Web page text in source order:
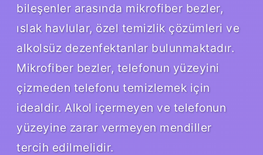
bileşenler arasında mikrofiber bezler,
ıslak havlular, özel temizlik çözümleri ve
alkolsüz dezenfektanlar bulunmaktadır.
Mikrofiber bezler, telefonun yüzeyini
çizmeden telefonu temizlemek için
idealdir. Alkol içermeyen ve telefonun
yüzeyine zarar vermeyen mendiller
tercih edilmelidir.